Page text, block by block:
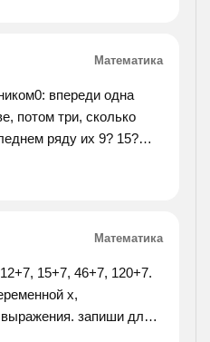
весов при
Математика
впереди одна
потом три, сколько
ряду их 9? 15?
Математика
15+7, 46+7, 120+7.
х,
запиши для